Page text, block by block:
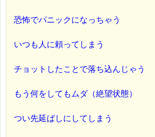
恐怖でパニックになっちゃう
いつも人に頼ってしまう
チョットしたことで落ち込んじゃう
もう何をしてもムダ（絶望状態）
つい先延ばしにしてしまう